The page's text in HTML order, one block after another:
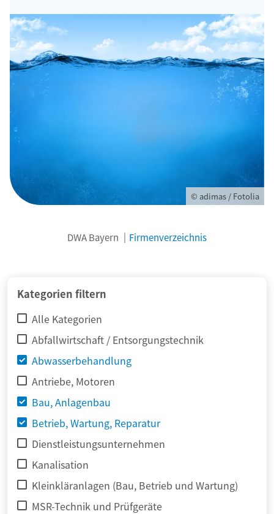
© adimas / Fotolia
DWA Bayern Firmenverzeichnis
Kategorien filtern
Alle Kategorien
Abfallwirtschaft / Entsorgungstechnik
Abwasserbehandlung
Antriebe, Motoren
Bau, Anlagenbau
Betrieb, Wartung, Reparatur
Dienstleistungsunternehmen
Kanalisation
Kleinkläranlagen (Bau, Betrieb und Wartung)
MSR-Technik und Prüfgeräte